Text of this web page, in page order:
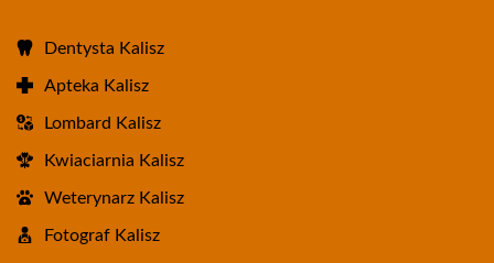
Dentysta Kalisz
Apteka Kalisz
Lombard Kalisz
Kwiaciarnia Kalisz
Weterynarz Kalisz
Fotograf Kalisz